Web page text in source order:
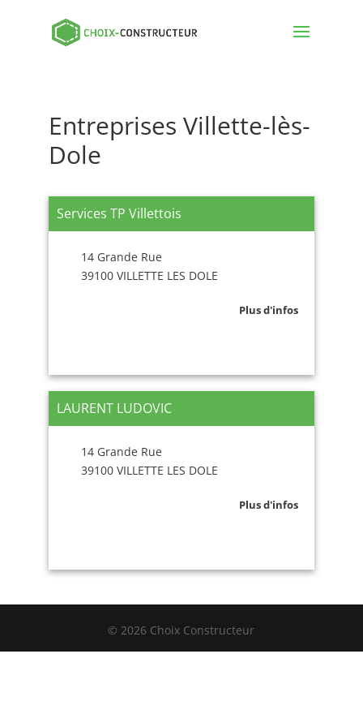
Entreprises Villette-lès-
Dole
Services TP Villettois
14 Grande Rue
39100 VILLETTE LES DOLE
Plus d'infos
LAURENT LUDOVIC
14 Grande Rue
39100 VILLETTE LES DOLE
Plus d'infos
© 2026 Choix Constructeur